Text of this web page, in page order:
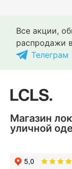
Все акции,
распродажи
Телеграм
Магазин
уличной